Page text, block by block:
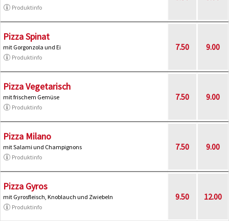
Produktinfo
Pizza Spinat
mit Gorgonzola und Ei
Produktinfo
7.50 9.00
Pizza Vegetarisch
mit frischem Gemüse
Produktinfo
7.50 9.00
Pizza Milano
mit Salami und Champignons
Produktinfo
7.50 9.00
Pizza Gyros
mit Gyrosfleisch, Knoblauch und Zwiebeln
Produktinfo
9.50 12.00